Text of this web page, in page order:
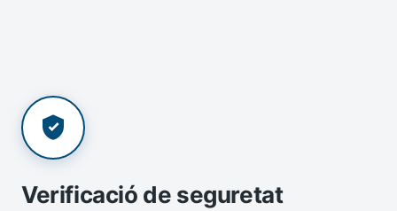
Verificació de seguretat